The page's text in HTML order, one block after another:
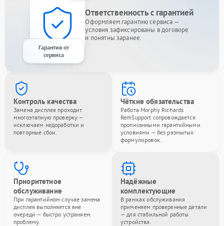
Гарантия от
сервиса
Ответственность с гарантией
Оформляем гарантию сервиса —
условия зафиксированы в договоре
и понятны заранее.
Контроль качества
Замена дисплея проходит
многоэтапную проверку —
исключаем недоработки и
повторные сбои.
Чёткие обязательства
Работа Morphy Richards
RemSupport сопровождается
прописанными гарантийными
условиями — без размытых
формулировок.
Приоритетное
обслуживание
При гарантийном случае замена
дисплея выполняется вне
очереди — быстро устраняем
проблему.
Надёжные
комплектующие
В рамках обслуживания
применяем проверенные детали
— для стабильной работы
устройства.